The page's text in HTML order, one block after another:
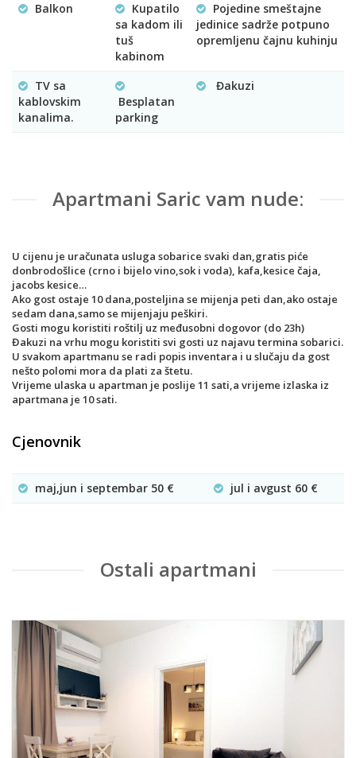
Balkon
Kupatilo
sa kadom ili
tuš
kabinom
Pojedine smeštajne
jedinice sadrže potpuno
opremljenu čajnu kuhinju
TV sa
kablovskim
kanalima.
Besplatan
parking
Đakuzi
Apartmani Saric vam nude:
U cijenu je uračunata usluga sobarice svaki dan,gratis piće
donbrodošlice (crno i bijelo vino,sok i voda), kafa,kesice čaja,
jacobs kesice…
Ako gost ostaje 10 dana,posteljina se mijenja peti dan,ako ostaje
sedam dana,samo se mijenjaju peškiri.
Gosti mogu koristiti roštilj uz međusobni dogovor (do 23h)
Đakuzi na vrhu mogu koristiti svi gosti uz najavu termina sobarici.
U svakom apartmanu se radi popis inventara i u slučaju da gost
nešto polomi mora da plati za štetu.
Vrijeme ulaska u apartman je poslije 11 sati,a vrijeme izlaska iz
apartmana je 10 sati.
Cjenovnik
maj,jun i septembar 50 € jul i avgust 60 €
Ostali apartmani